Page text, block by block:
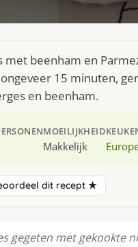
beenham en
15 minuten,
en beenham.
MOEILIJKHEID
Makkelijk
dit recept ★
gegeten met gekookte